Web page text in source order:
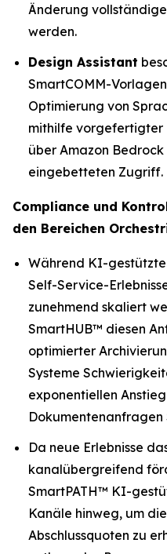
Änderung
werden.
Design Assistant
SmartCOMM-
Optimierung von
mithilfe vorgefertigter
über Amazon
eingebetteten Zugriff.
Compliance und
den Bereichen
Während KI-
Self-Service-
zunehmend skaliert
SmartHUB™ diesen
optimierter
Systeme
exponentiellen
Dokumentenanfragen
Da neue Erlebnisse
kanalübergreifend
SmartPATH™ KI-
Kanäle hinweg, um
Abschlussquoten zu